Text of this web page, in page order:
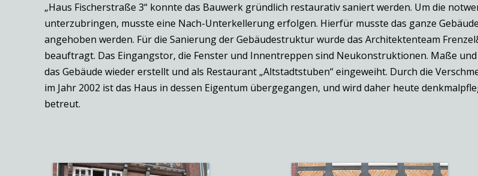
„Haus Fischerstraße 3“ konnte das Bauwerk gründlich restaurativ saniert werden. Um die
unterzubringen, musste eine Nach-Unterkellerung erfolgen. Hierfür musste das ganze
angehoben werden. Für die Sanierung der Gebäudestruktur wurde das Architektenteam
beauftragt. Das Eingangstor, die Fenster und Innentreppen sind Neukonstruktionen. Maße
das Gebäude wieder erstellt und als Restaurant „Altstadtstuben“ eingeweiht. Durch die
im Jahr 2002 ist das Haus in dessen Eigentum übergegangen, und wird daher heute
betreut.